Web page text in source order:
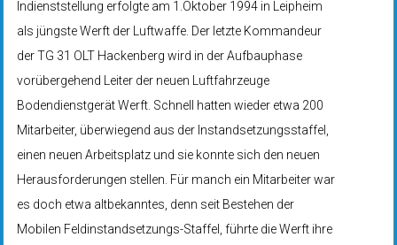
Indienststellung erfolgte am 1.Oktober 1994 in Leipheim
als jüngste Werft der Luftwaffe. Der letzte Kommandeur
der TG 31 OLT Hackenberg wird in der Aufbauphase
vorübergehend Leiter der neuen Luftfahrzeuge
Bodendienstgerät Werft. Schnell hatten wieder etwa 200
Mitarbeiter, überwiegend aus der Instandsetzungsstaffel,
einen neuen Arbeitsplatz und sie konnte sich den neuen
Herausforderungen stellen. Für manch ein Mitarbeiter war
es doch etwa altbekanntes, denn seit Bestehen der
Mobilen Feldinstandsetzungs-Staffel, führte die Werft ihre